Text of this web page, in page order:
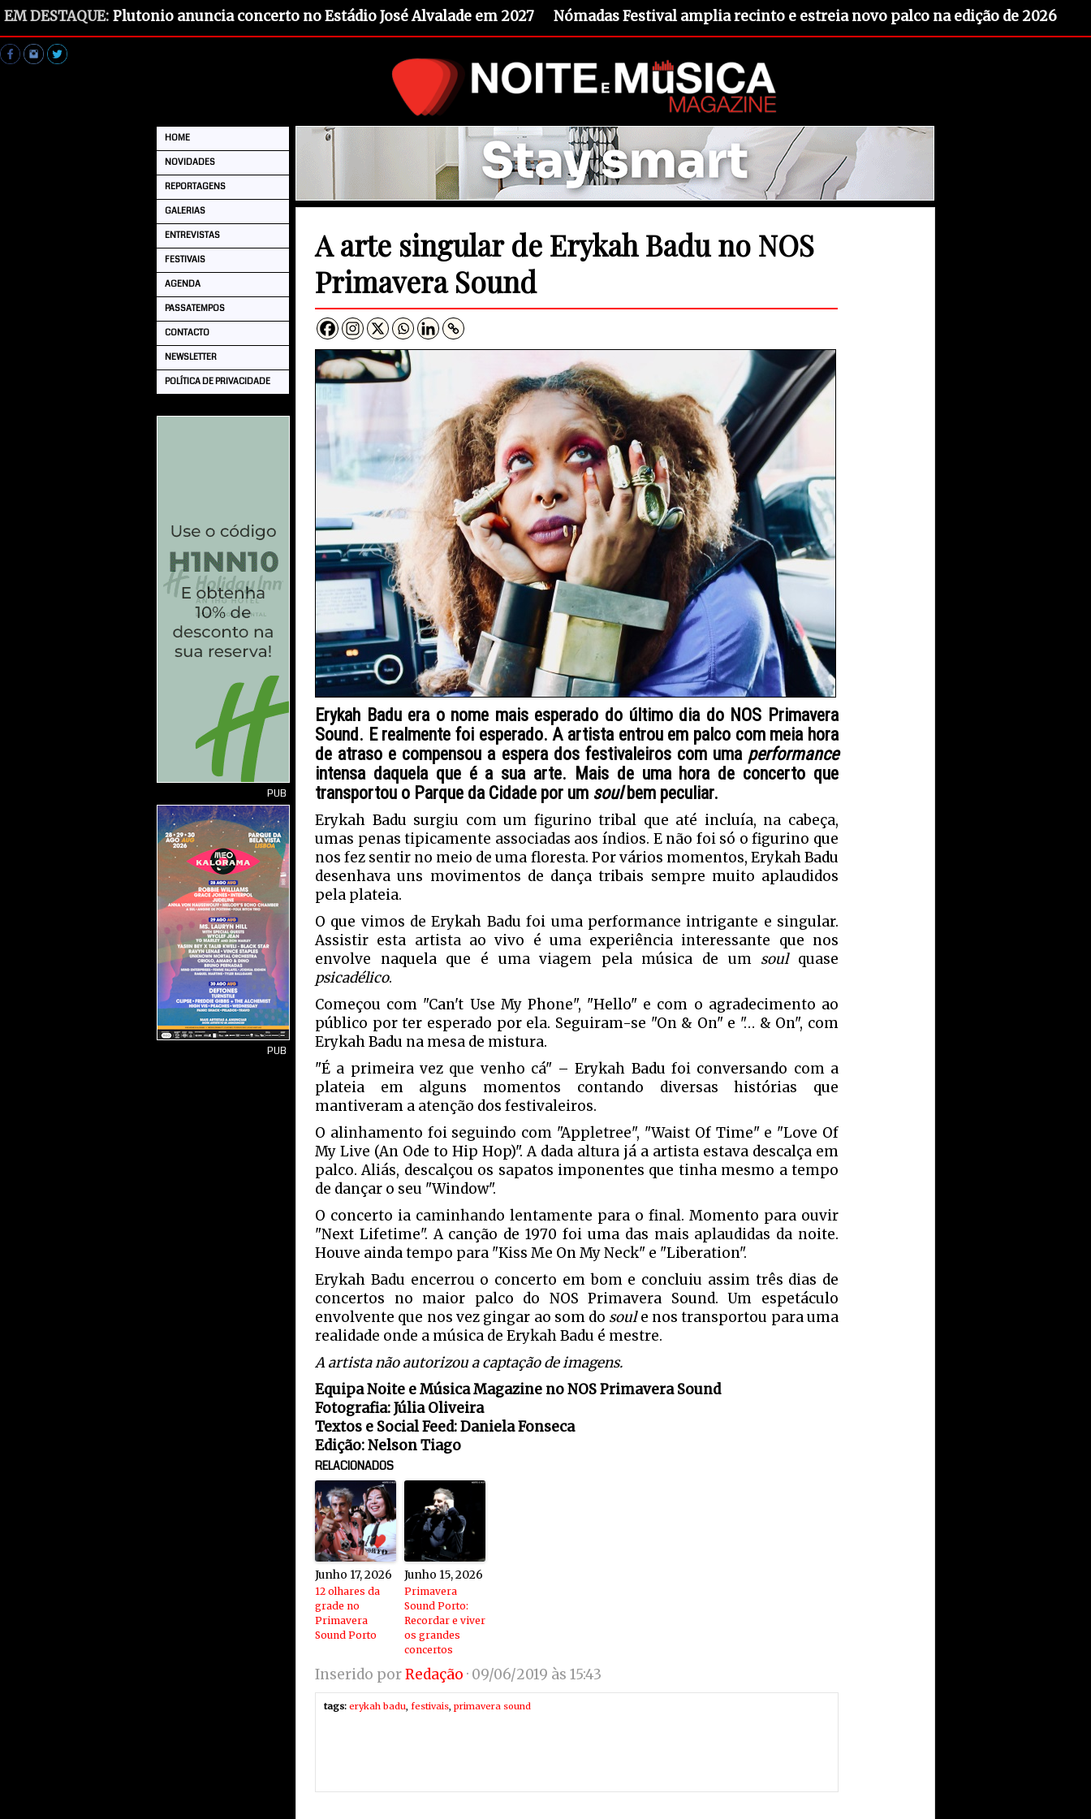
EM DESTAQUE: Plutonio anuncia concerto no Estádio José Alvalade em 2027 Nómadas Festival amplia recinto e estreia novo palco na edição de 2026
HOME
NOVIDADES
REPORTAGENS
GALERIAS
ENTREVISTAS
FESTIVAIS
AGENDA
PASSATEMPOS
CONTACTO
NEWSLETTER
POLÍTICA DE PRIVACIDADE
PUB
PUB
A arte singular de Erykah Badu no NOS
Primavera Sound
Erykah Badu era o nome mais esperado do último dia do NOS Primavera
Sound. E realmente foi esperado. A artista entrou em palco com meia hora
de atraso e compensou a espera dos festivaleiros com uma performance
intensa daquela que é a sua arte. Mais de uma hora de concerto que
transportou o Parque da Cidade por um soulbem peculiar.
Erykah Badu surgiu com um figurino tribal que até incluía, na cabeça,
umas penas tipicamente associadas aos índios. E não foi só o figurino que
nos fez sentir no meio de uma floresta. Por vários momentos, Erykah Badu
desenhava uns movimentos de dança tribais sempre muito aplaudidos
pela plateia.
O que vimos de Erykah Badu foi uma performance intrigante e singular.
Assistir esta artista ao vivo é uma experiência interessante que nos
envolve naquela que é uma viagem pela música de um soulquase
psicadélico.
Começou com "Can't Use My Phone", "Hello" e com o agradecimento ao
público por ter esperado por ela. Seguiram-se "On & On" e "… & On", com
Erykah Badu na mesa de mistura.
"É a primeira vez que venho cá" – Erykah Badu foi conversando com a
plateia em alguns momentos contando diversas histórias que
mantiveram a atenção dos festivaleiros.
O alinhamento foi seguindo com "Appletree", "Waist Of Time" e "Love Of
My Live (An Ode to Hip Hop)". A dada altura já a artista estava descalça em
palco. Aliás, descalçou os sapatos imponentes que tinha mesmo a tempo
de dançar o seu "Window".
O concerto ia caminhando lentamente para o final. Momento para ouvir
"Next Lifetime". A canção de 1970 foi uma das mais aplaudidas da noite.
Houve ainda tempo para "Kiss Me On My Neck" e "Liberation".
Erykah Badu encerrou o concerto em bom e concluiu assim três dias de
concertos no maior palco do NOS Primavera Sound. Um espetáculo
envolvente que nos vez gingar ao som do soule nos transportou para uma
realidade onde a música de Erykah Badu é mestre.
A artista não autorizou a captação de imagens.
Equipa Noite e Música Magazine no NOS Primavera Sound
Fotografia: Júlia Oliveira
Textos e Social Feed: Daniela Fonseca
Edição: Nelson Tiago
RELACIONADOS
Junho 17, 2026
12 olhares da
grade no
Primavera
Sound Porto
Junho 15, 2026
Primavera
Sound Porto:
Recordar e viver
os grandes
concertos
Inserido porRedação · 09/06/2019 às 15:43
tags: erykah badu, festivais, primavera sound